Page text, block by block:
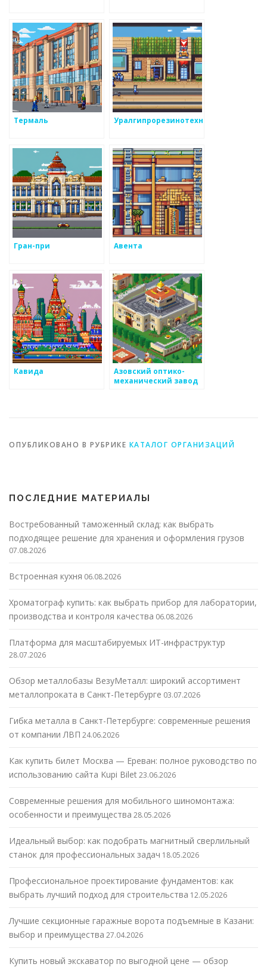
Термаль Уралгипрорезинотехника
Гран-при Авента
Кавида
Азовский оптико-
механический завод
ОПУБЛИКОВАНО В РУБРИКЕ КАТАЛОГ ОРГАНИЗАЦИЙ
ПОСЛЕДНИЕ МАТЕРИАЛЫ
Востребованный таможенный склад: как выбрать
подходящее решение для хранения и оформления грузов
07.08.2026
Встроенная кухня 06.08.2026
Хроматограф купить: как выбрать прибор для лаборатории,
производства и контроля качества 06.08.2026
Платформа для масштабируемых ИТ-инфраструктур
28.07.2026
Обзор металлобазы ВезуМеталл: широкий ассортимент
металлопроката в Санкт-Петербурге 03.07.2026
Гибка металла в Санкт-Петербурге: современные решения
от компании ЛВП 24.06.2026
Как купить билет Москва — Ереван: полное руководство по
использованию сайта Kupi Bilet23.06.2026
Современные решения для мобильного шиномонтажа:
особенности и преимущества 28.05.2026
Идеальный выбор: как подобрать магнитный сверлильный
станок для профессиональных задач 18.05.2026
Профессиональное проектирование фундаментов: как
выбрать лучший подход для строительства 12.05.2026
Лучшие секционные гаражные ворота подъемные в Казани:
выбор и преимущества 27.04.2026
Купить новый экскаватор по выгодной цене — обзор